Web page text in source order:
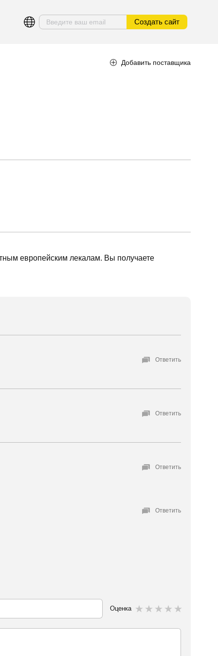
Создать сайт
Добавить поставщика
европейским лекалам. Вы получаете
Ответить
Ответить
Ответить
Ответить
Оценка